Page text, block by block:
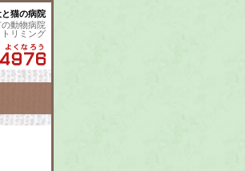
猫の病院
動物病院
リミング